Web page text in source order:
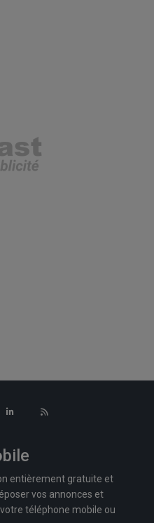
entièrement gratuite et
vos annonces et
téléphone mobile ou